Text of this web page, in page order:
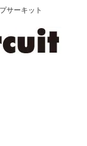
サーキット